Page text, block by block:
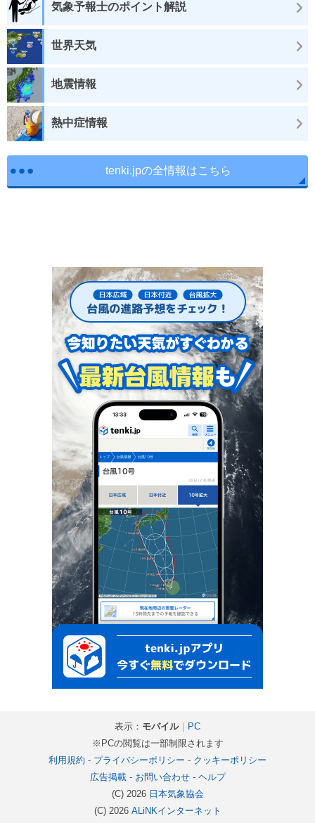
気象予報士のポイント解説
世界天気
地震情報
熱中症情報
tenki.jpの全情報はこちら
表示： モバイル｜
PC
※PCの閲覧は一部制限されます
利用規約 - プライバシーポリシー - クッキーポリシー
広告掲載- お問い合わせ- ヘルプ
(C) 2026 日本気象協会
(C) 2026 ALiNKインターネット